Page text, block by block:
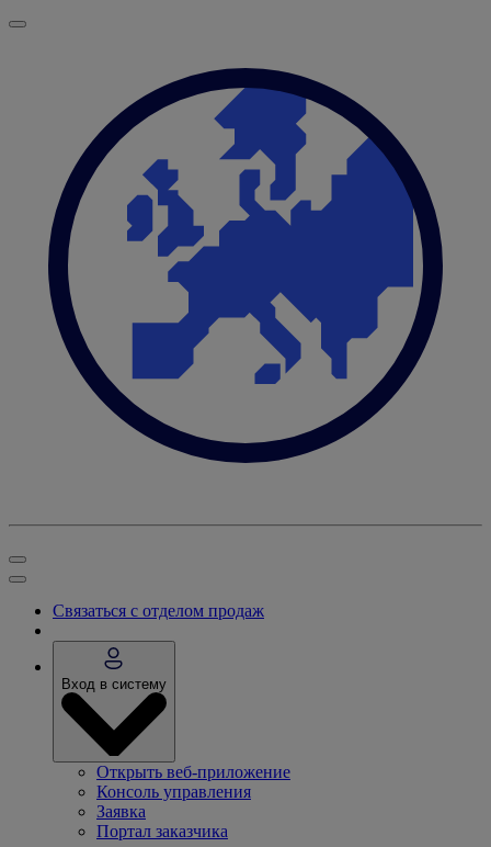
Связаться с отделом продаж
Вход в систему
Открыть веб-приложение
Консоль управления
Заявка
Портал заказчика